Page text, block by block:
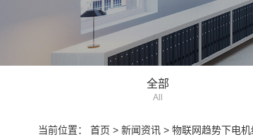
全部
All
当前位置： 首页 > 新闻资讯> 物联网趋势下电